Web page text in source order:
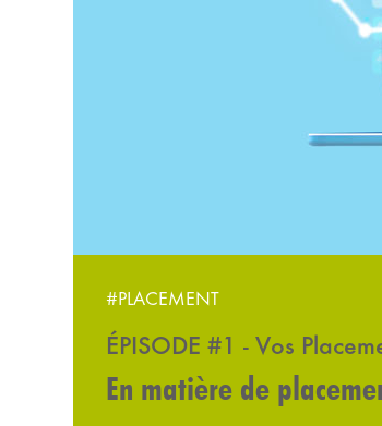
#PLACEMENT
ÉPISODE #1 - Vos
En matière de